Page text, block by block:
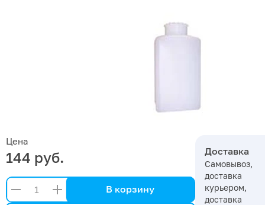
Цена
144 руб.
В корзину
Доставка
Самовывоз,
доставка
курьером,
доставка